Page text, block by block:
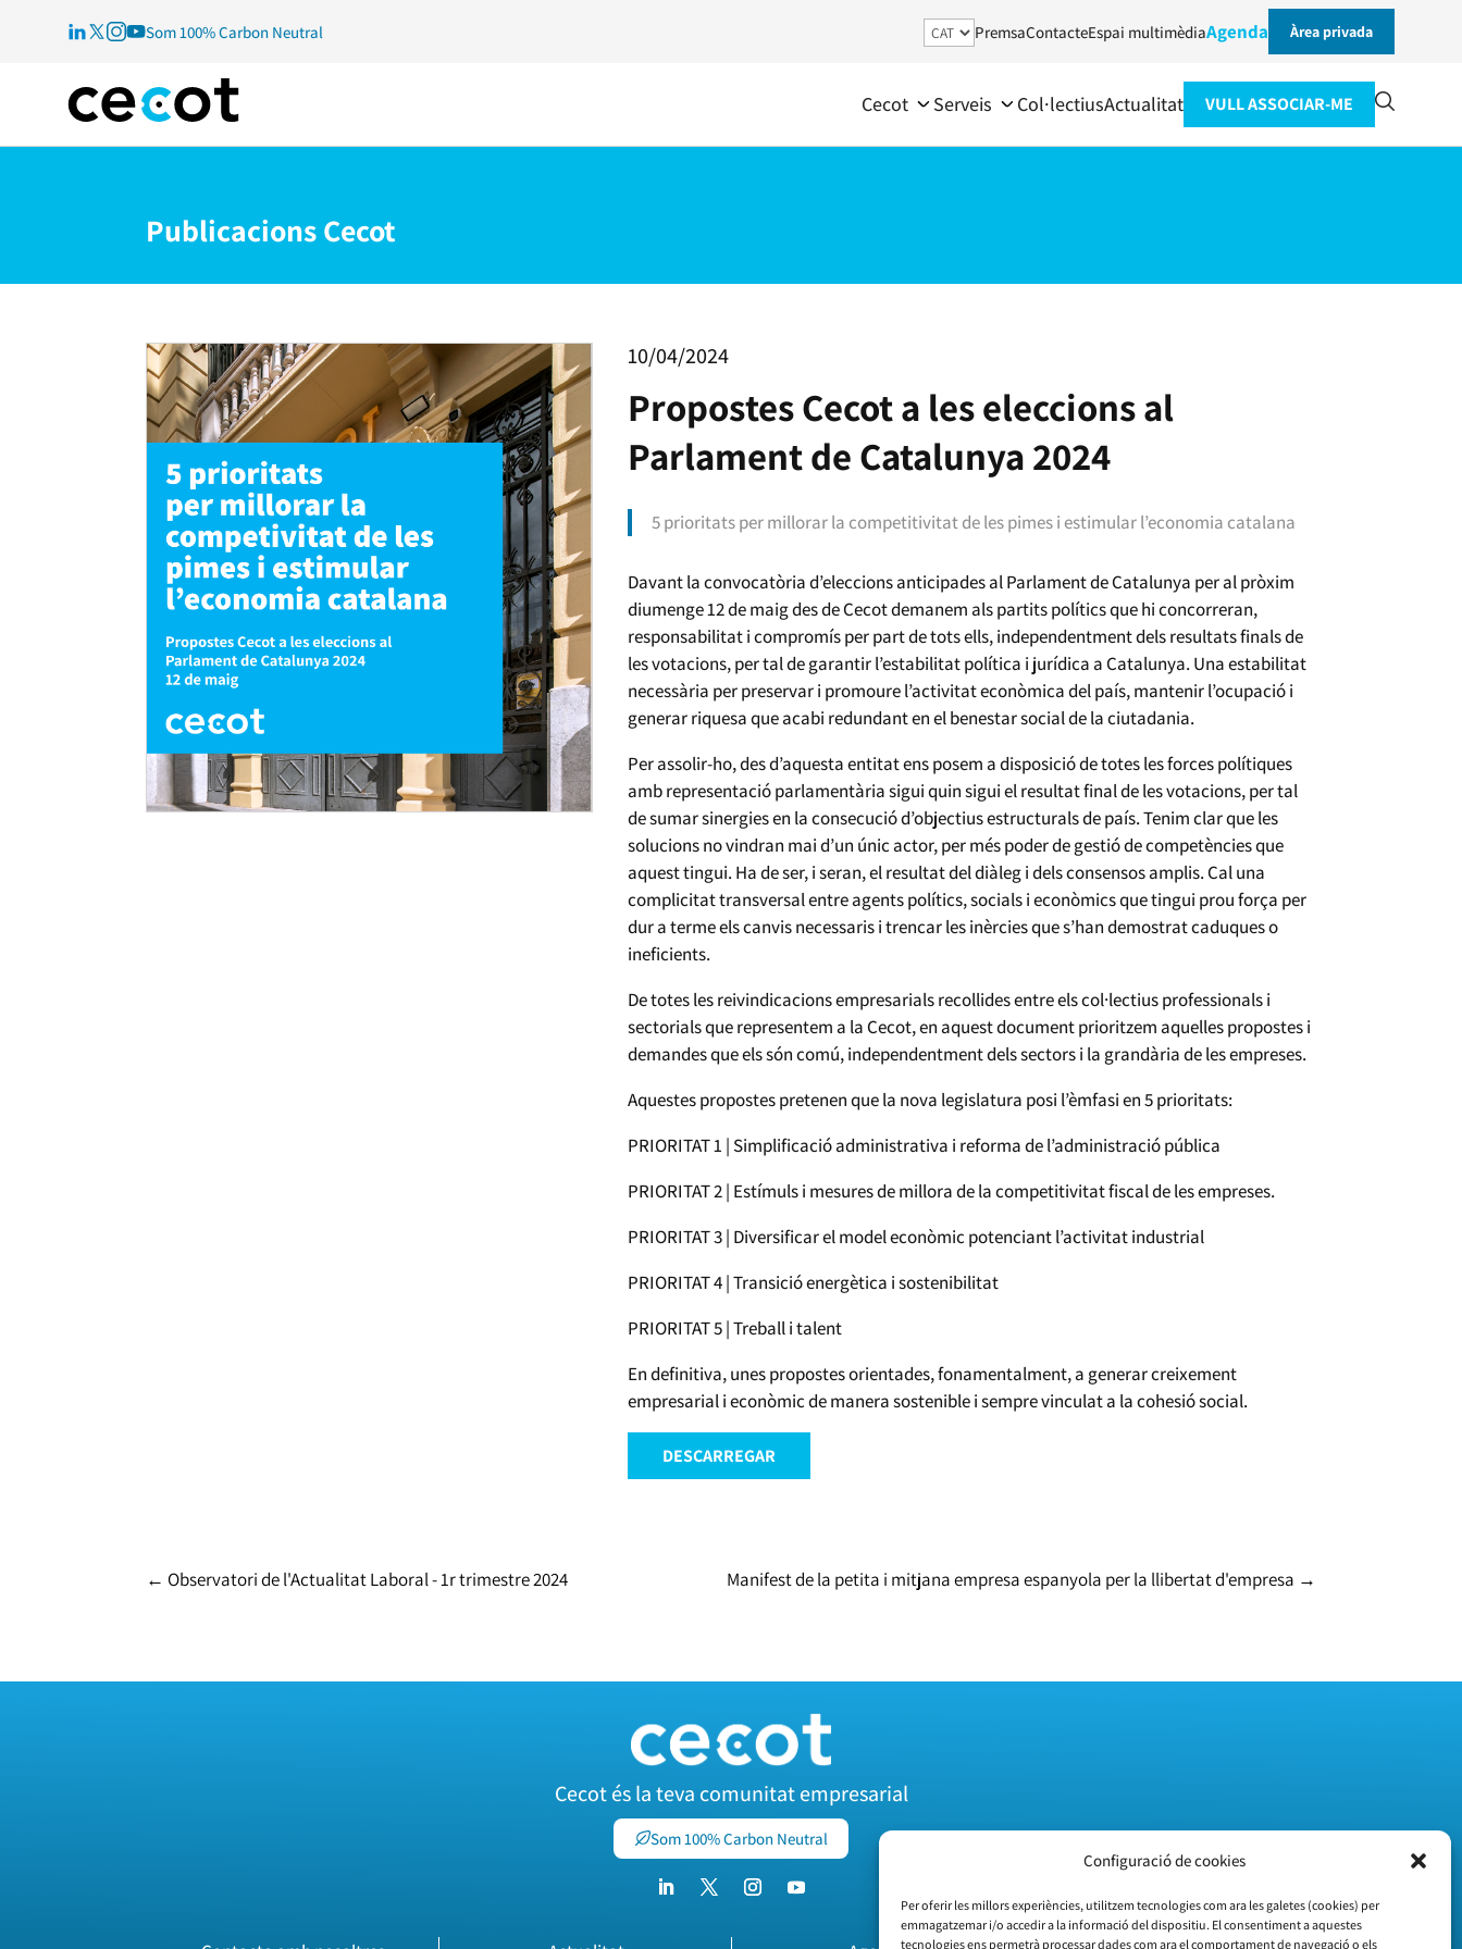
Configuració de cookies
Per oferir les millors experiències, utilitzem tecnologies com ara les galetes (cookies) per
emmagatzemar i/o accedir a la informació del dispositiu. El consentiment a aquestes
tecnologies ens permetrà processar dades com ara el comportament de navegació o els
Som 100% Carbon Neutral PremsaContacteEspai multimèdiaAgenda Àrea privada
Cecot Serveis Col·lectiusActualitat VULL ASSOCIAR-ME
Publicacions Cecot
10/04/2024
Propostes Cecot a les eleccions al
Parlament de Catalunya 2024
5 prioritats per millorar la competitivitat de les pimes i estimular l’economia catalana
Davant la convocatòria d’eleccions anticipades al Parlament de Catalunya per al pròxim
diumenge 12 de maig des de Cecot demanem als partits polítics que hi concorreran,
responsabilitat i compromís per part de tots ells, independentment dels resultats finals de
les votacions, per tal de garantir l’estabilitat política i jurídica a Catalunya. Una estabilitat
necessària per preservar i promoure l’activitat econòmica del país, mantenir l’ocupació i
generar riquesa que acabi redundant en el benestar social de la ciutadania.
Per assolir-ho, des d’aquesta entitat ens posem a disposició de totes les forces polítiques
amb representació parlamentària sigui quin sigui el resultat final de les votacions, per tal
de sumar sinergies en la consecució d’objectius estructurals de país. Tenim clar que les
solucions no vindran mai d’un únic actor, per més poder de gestió de competències que
aquest tingui. Ha de ser, i seran, el resultat del diàleg i dels consensos amplis. Cal una
complicitat transversal entre agents polítics, socials i econòmics que tingui prou força per
dur a terme els canvis necessaris i trencar les inèrcies que s’han demostrat caduques o
ineficients.
De totes les reivindicacions empresarials recollides entre els col·lectius professionals i
sectorials que representem a la Cecot, en aquest document prioritzem aquelles propostes i
demandes que els són comú, independentment dels sectors i la grandària de les empreses.
Aquestes propostes pretenen que la nova legislatura posi l’èmfasi en 5 prioritats:
PRIORITAT 1 | Simplificació administrativa i reforma de l’administració pública
PRIORITAT 2 | Estímuls i mesures de millora de la competitivitat fiscal de les empreses.
PRIORITAT 3 | Diversificar el model econòmic potenciant l’activitat industrial
PRIORITAT 4 | Transició energètica i sostenibilitat
PRIORITAT 5 | Treball i talent
En definitiva, unes propostes orientades, fonamentalment, a generar creixement
empresarial i econòmic de manera sostenible i sempre vinculat a la cohesió social.
DESCARREGAR
← Observatori de l'Actualitat Laboral - 1r trimestre 2024 Manifest de la petita i mitjana empresa espanyola per la llibertat d'empresa →
Cecot és la teva comunitat empresarial
Som 100% Carbon Neutral